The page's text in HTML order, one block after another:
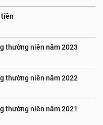
tiền
thường niên năm 2023
thường niên năm 2022
thường niên năm 2021